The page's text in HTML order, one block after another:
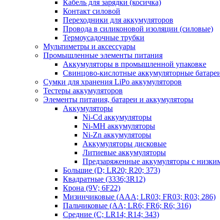
Кабель для зарядки (косичка)
Контакт силовой
Переходники для аккумуляторов
Провода в силиконовой изоляции (силовые)
Термоусадочные трубки
Мультиметры и аксессуары
Промышленные элементы питания
Аккумуляторы в промышленной упаковке
Свинцово-кислотные аккумуляторные
Сумки для хранения LiPo аккумуляторов
Тестеры аккумуляторов
Элементы питания, батареи и аккумуляторы
Аккумуляторы
Ni-Cd аккумуляторы
Ni-MH аккумуляторы
Ni-Zn аккумуляторы
Аккумуляторы дисковые
Литиевые аккумуляторы
Предзаряженные аккумуляторы с
Большие (D; LR20; R20; 373)
Квадратные (3336;3R12)
Крона (9V; 6F22)
Мизинчиковые (AAA; LR03; FR03; R03; 286)
Пальчиковые (AA; LR6; FR6; R6; 316)
Средние (C; LR14; R14; 343)